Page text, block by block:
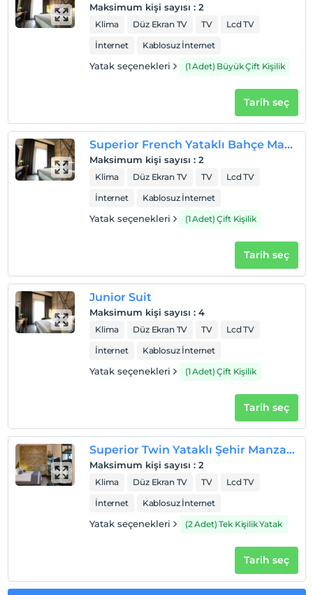
Maksimum kişi sayısı : 2
Klima Düz Ekran TV TV
Lcd TV
İnternet
Kablosuz İnternet
Yatak seçenekleri (1 Adet) Büyük Çift Kişilik
Tarih seç
Superior French Yataklı Bahçe Manzaralı Oda
Maksimum kişi sayısı : 2
Klima Düz Ekran TV TV
Lcd TV
İnternet
Kablosuz İnternet
Yatak seçenekleri (1 Adet) Çift Kişilik
Tarih seç
Junior Suit
Maksimum kişi sayısı : 4
Klima Düz Ekran TV TV
Lcd TV
İnternet
Kablosuz İnternet
Yatak seçenekleri (1 Adet) Çift Kişilik
Tarih seç
Superior Twin Yataklı Şehir Manzaralı Oda
Maksimum kişi sayısı : 2
Klima Düz Ekran TV TV
Lcd TV
İnternet
Kablosuz İnternet
Yatak seçenekleri (2 Adet) Tek Kişilik Yatak
Tarih seç